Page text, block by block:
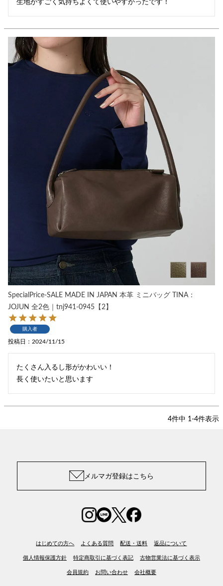
生地がすごく気持ちよくて使いやすかったです！
SpecialPrice-SALE MADE IN JAPAN 本革 ミニバッグ TINA：
JOJUN 全2色｜tnj941-0945【2】
購入者
投稿日 2024/11/15
たくさん入るし形がかわいい！
4件中 1-4件表示
メルマガ登録はこちら
はじめての方へ よくある質問 配送・送料 返品について
個人情報保護方針 特定商取引に基づく表記 古物営業法に基づく表示
会員規約 お問い合わせ 会社概要